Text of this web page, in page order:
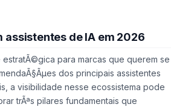
assistentes de IA em 2026
estratÃ©gica para marcas que querem se
dos principais assistentes
a visibilidade nesse ecossistema pode
trÃªs pilares fundamentais que